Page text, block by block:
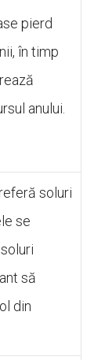
pierd
în timp
anului.
soluri
se
să
din